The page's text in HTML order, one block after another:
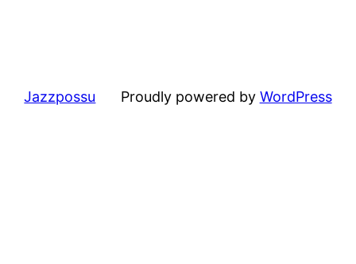
Jazzpossu Proudly powered by WordPress